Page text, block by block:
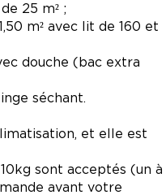
25 m² ;
m² avec lit de 160 et
douche (bac extra
séchant.
et elle est
sont acceptés (un à
avant votre